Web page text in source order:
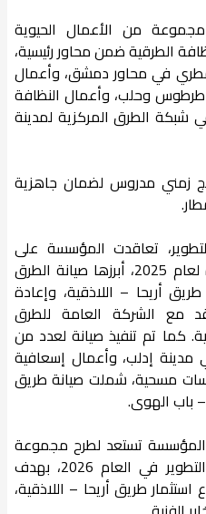
من الأعمال الحيوية
الطرقية ضمن محاور رئيسية،
في محاور دمشق، وأعمال
وحلب، وأعمال النظافة
الطرق المركزية لمدينة
زمني مدروس لضمان جاهزية
تعاقدت المؤسسة على
مجموعة من المشاريع الجديدة لعام 2025، أبرزها صيانة الطرق
49 و50 على طريق أريحا – اللاذقية، وإعادة
مع الشركة العامة للطرق
كما تم تنفيذ صيانة لعدد من
إدلب، وأعمال إسعافية
مسحية، شملت صيانة طريق
باب الهوى.
تستعد لطرح مجموعة
جديدة من مشاريع الاستثمار والتطوير في العام 2026، بهدف
استثمار طريق أريحا – اللاذقية،